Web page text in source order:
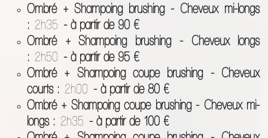
Ombré + Shampoing brushing - Cheveux mi-longs
: 2h35 - à partir de 90 €
Ombré + Shampoing brushing - Cheveux longs
: 2h50 - à partir de 95 €
Ombré + Shampoing coupe brushing - Cheveux
courts : 2h00 - à partir de 80 €
Ombré + Shampoing coupe brushing - Cheveux mi-
longs : 2h35 - à partir de 100 €